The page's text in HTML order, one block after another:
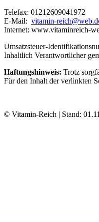
Telefax: 01212609041972
E-Mail: vitamin-
Internet: www.vitaminreich-
Umsatzsteuer-
Inhaltlich Verantwortlicher
Haftungshinweis: Trotz
Für den Inhalt der verlinkten
© Vitamin-Reich | Stand: